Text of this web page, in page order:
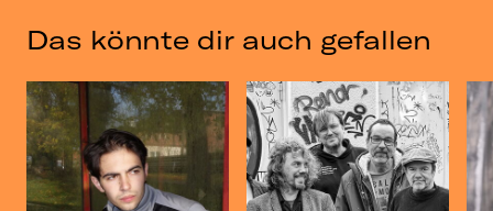
Das könnte dir auch gefallen